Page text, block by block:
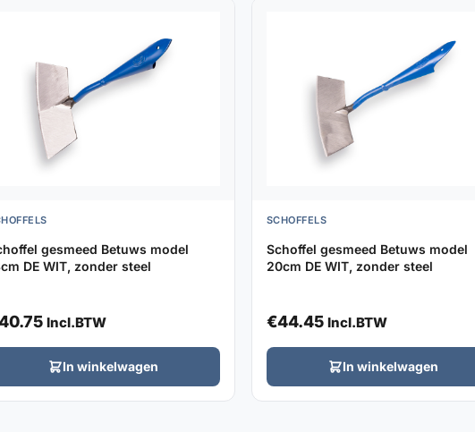
gesmeed Betuws model
DE WIT, zonder steel
Incl.BTW
In winkelwagen
SCHOFFELS
Schoffel gesmeed Betuws model
20cm DE WIT, zonder steel
€44.45 Incl.BTW
In winkelwagen